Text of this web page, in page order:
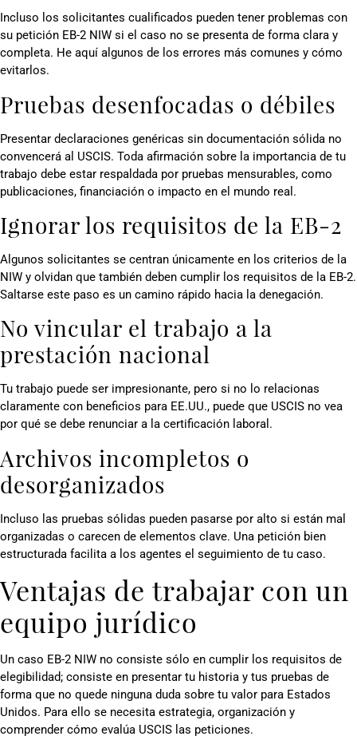
Incluso los solicitantes cualificados pueden tener problemas con
su petición EB-2 NIW si el caso no se presenta de forma clara y
completa. He aquí algunos de los errores más comunes y cómo
evitarlos.
Pruebas desenfocadas o débiles
Presentar declaraciones genéricas sin documentación sólida no
convencerá al USCIS. Toda afirmación sobre la importancia de tu
trabajo debe estar respaldada por pruebas mensurables, como
publicaciones, financiación o impacto en el mundo real.
Ignorar los requisitos de la EB-2
Algunos solicitantes se centran únicamente en los criterios de la
NIW y olvidan que también deben cumplir los requisitos de la EB-2.
Saltarse este paso es un camino rápido hacia la denegación.
No vincular el trabajo a la
prestación nacional
Tu trabajo puede ser impresionante, pero si no lo relacionas
claramente con beneficios para EE.UU., puede que USCIS no vea
por qué se debe renunciar a la certificación laboral.
Archivos incompletos o
desorganizados
Incluso las pruebas sólidas pueden pasarse por alto si están mal
organizadas o carecen de elementos clave. Una petición bien
estructurada facilita a los agentes el seguimiento de tu caso.
Ventajas de trabajar con un
equipo jurídico
Un caso EB-2 NIW no consiste sólo en cumplir los requisitos de
elegibilidad; consiste en presentar tu historia y tus pruebas de
forma que no quede ninguna duda sobre tu valor para Estados
Unidos. Para ello se necesita estrategia, organización y
comprender cómo evalúa USCIS las peticiones.